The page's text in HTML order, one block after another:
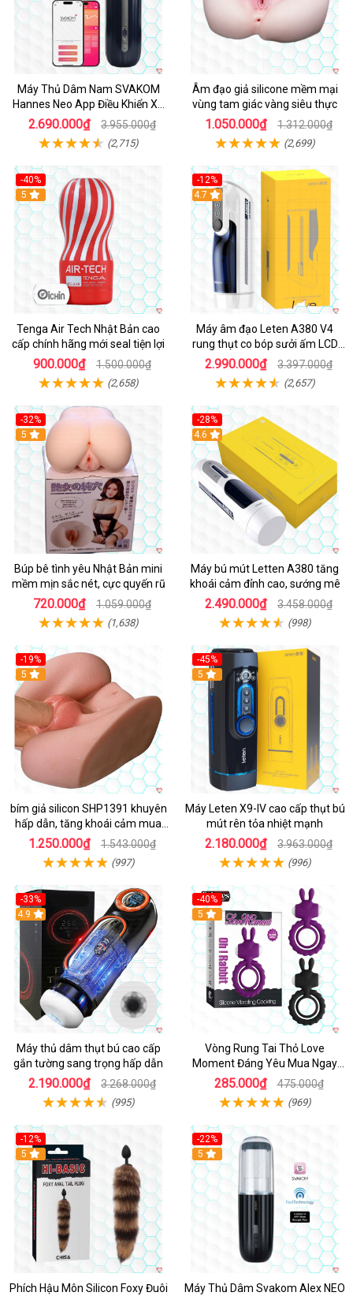
Máy Thủ Dâm Nam SVAKOM
Hannes Neo App Điều Khiển Xa
Cao Cấp
2.690.000₫ 3.955.000₫
(2,715)
Âm đạo giả silicone mềm mại
vùng tam giác vàng siêu thực
1.050.000₫ 1.312.000₫
(2,699)
-40%
Hot
5
Tenga Air Tech Nhật Bản cao
cấp chính hãng mới seal tiện lợi
900.000₫ 1.500.000₫
(2,658)
-12%
Hot
4.7
Máy âm đạo Leten A380 V4
rung thụt co bóp sưởi ấm LCD
đẹp
2.990.000₫ 3.397.000₫
(2,657)
-32%
Hot
5
Búp bê tình yêu Nhật Bản mini
mềm mịn sắc nét, cực quyến rũ
720.000₫ 1.059.000₫
(1,638)
-28%
Hot
4.6
Máy bú mút Letten A380 tăng
khoái cảm đỉnh cao, sướng mê
2.490.000₫ 3.458.000₫
(998)
-19%
Hot
5
bím giả silicon SHP1391 khuyên
hấp dẫn, tăng khoái cảm mua
ngay
1.250.000₫ 1.543.000₫
(997)
-45%
Hot
5
Máy Leten X9-IV cao cấp thụt bú
mút rên tỏa nhiệt mạnh
2.180.000₫ 3.963.000₫
(996)
-33%
Hot
4.9
Máy thủ dâm thụt bú cao cấp
gắn tường sang trọng hấp dẫn
2.190.000₫ 3.268.000₫
(995)
-40%
5
Vòng Rung Tai Thỏ Love
Moment Đáng Yêu Mua Ngay
Giá Tốt
285.000₫ 475.000₫
(969)
-12%
Hot
5
Phích Hậu Môn Silicon Foxy Đuôi
-22%
5
Máy Thủ Dâm Svakom Alex NEO